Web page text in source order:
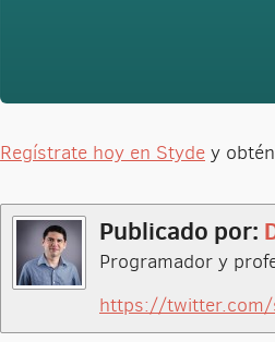
Regístrate hoy en Styde y
Publicado por:
Programador y
https://